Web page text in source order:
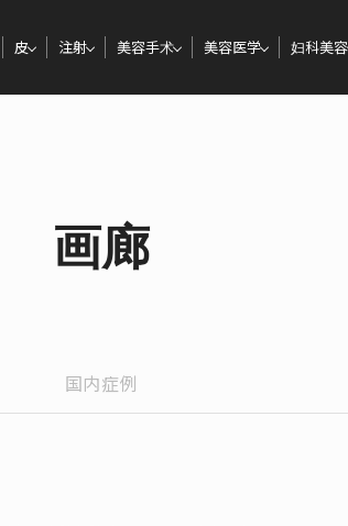
皮 注射 美容手术 美容医学 妇科美容
画廊
国内症例